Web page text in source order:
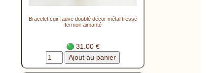
Bracelet cuir fauve doublé décor métal tressé
fermoir aimanté
31.00 €